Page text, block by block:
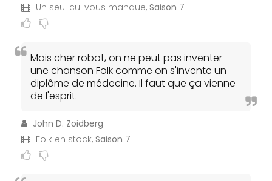
Un seul cul vous manque, Saison 7
Mais cher robot, on ne peut pas inventer
une chanson Folk comme on s'invente un
diplôme de médecine. Il faut que ça vienne
de l'esprit.
John D. Zoidberg
Folk en stock, Saison 7